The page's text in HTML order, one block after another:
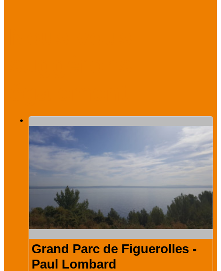
Grand Parc de Figuerolles -
Paul Lombard